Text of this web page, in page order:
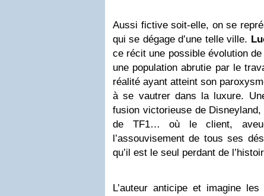
Aussi fictive soit-elle, on se
qui se dégage d’une telle ville.
ce récit une possible évolution
une population abrutie par le
réalité ayant atteint son
à se vautrer dans la luxure.
fusion victorieuse de
de TF1… où le client,
l’assouvisement de tous ses
qu’il est le seul perdant de
L’auteur anticipe et imagine